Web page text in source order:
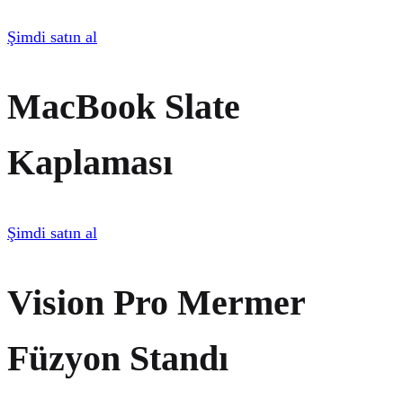
Şimdi satın al
MacBook Slate
Kaplaması
Şimdi satın al
Vision Pro Mermer
Füzyon Standı